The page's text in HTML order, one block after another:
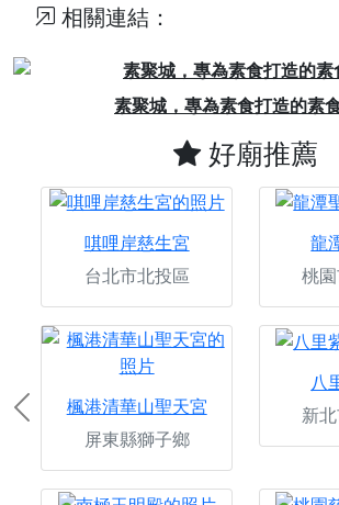
相關連結：
素聚城，專為素食打造的素
Previous
好廟推薦
唭哩岸慈生宮
台北市北投區
龍
桃
楓港清華山聖天宮
屏東縣獅子鄉
八
新
Previous